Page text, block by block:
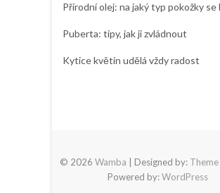
Přírodní olej: na jaký typ pokožky se
Puberta: tipy, jak ji zvládnout
Kytice květin udělá vždy radost
© 2026 Wamba | Designed by:
Powered by:WordPress